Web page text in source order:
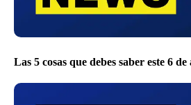
Las 5 cosas que debes saber este 6 de